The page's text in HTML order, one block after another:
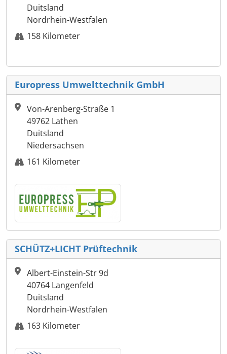
Duitsland
Nordrhein-Westfalen
158 Kilometer
Europress Umwelttechnik GmbH
Von-Arenberg-Straße 1
49762 Lathen
Duitsland
Niedersachsen
161 Kilometer
SCHÜTZ+LICHT Prüftechnik
Albert-Einstein-Str 9d
40764 Langenfeld
Duitsland
Nordrhein-Westfalen
163 Kilometer